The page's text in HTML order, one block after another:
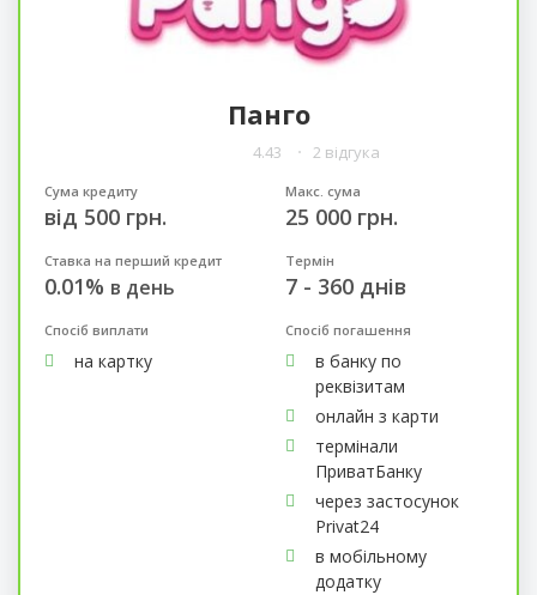
Панго
4.43 2 відгука
Сума кредиту
від 500 грн.
Макс. сума
25 000 грн.
Ставка на перший кредит
0.01% в день
Термін
7 - 360 днів
Спосіб виплати
на картку
Спосіб погашення
в банку по
реквізитам
онлайн з карти
термінали
ПриватБанку
через застосунок
Privat24
в мобільному
додатку